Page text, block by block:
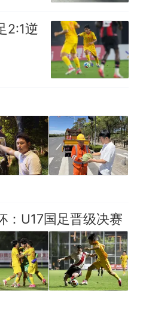
2:1逆
：U17国足晋级决赛